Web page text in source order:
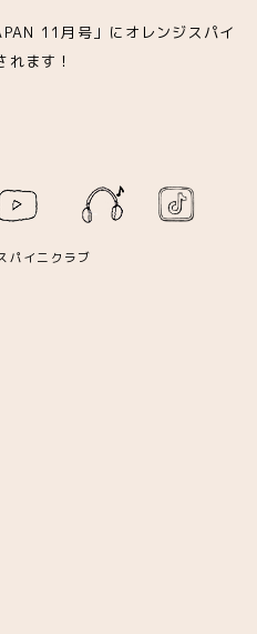
11月号」にオレンジスパイ
ます！
パイニクラブ